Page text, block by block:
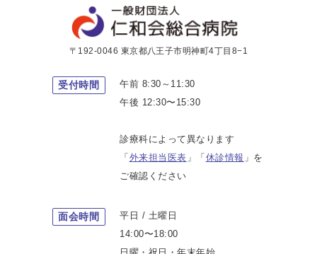
〒192-0046 東京都八王子市明神町4丁目8−1
受付時間
午前 8:30～11:30
午後 12:30〜15:30
診療科によって異なります
「 外来担当医表 」「 休診情報 」を
ご確認ください
面会時間
平日 / 土曜日
14:00〜18:00